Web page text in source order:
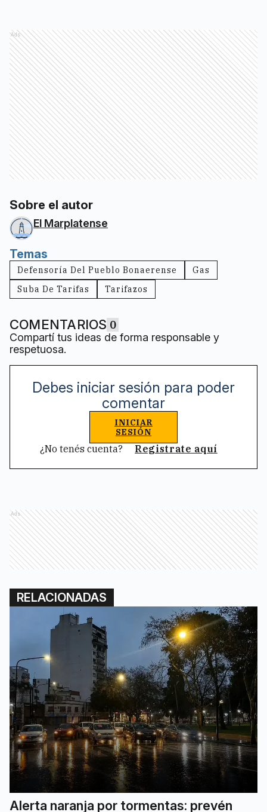
Ads
Sobre el autor
El Marplatense
Temas
Defensoría Del Pueblo Bonaerense
Gas
Suba De Tarifas
Tarifazos
COMENTARIOS 0
Compartí tus ideas de forma responsable y
respetuosa.
Debes iniciar sesión para poder
comentar
INICIAR
SESIÓN
¿No tenés cuenta? Registrate aquí
Ads
RELACIONADAS
Alerta naranja por tormentas: prevén